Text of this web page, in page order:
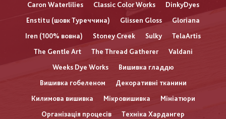
Caron Waterlilies Classic Color Works
DinkyDyes
Enstitu (шовк Туреччина)
Glissen Gloss
Gloriana
Iren (100% вовна)
Stoney Creek Sulky
TelaArtis
The Gentle Art
The Thread Gatherer
Valdani
Weeks Dye Works
Вишивка гладдю
Вишивка гобеленом
Декоративні тканини
Килимова вишивка
Мікровишивка
Мініатюри
Організація процесів
Техніка Хардангер